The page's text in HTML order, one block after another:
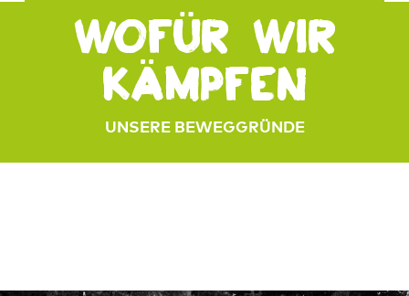
Wofür wir
kämpfen
UNSERE BEWEGGRÜNDE